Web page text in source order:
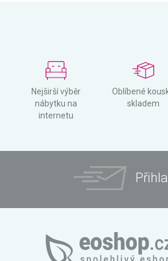
Nejširší výběr
nábytku na
internetu
Oblíbené
skladem